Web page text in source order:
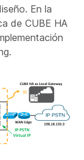
En la
de CUBE HA